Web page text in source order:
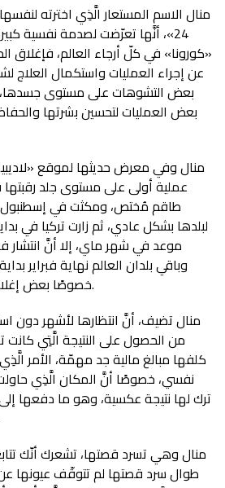
منال الاسم المستعار الَّذِي اخترته
24»، أنَّها تعرّضت لصدمة نفسية
«كورونا» في كلّ أرجاء العالم، فإغلاق
عن إجراء العمليات واستكمال
بعض التشوهات على مستوى
بعض العمليات لتحسين بشرتها
موعد في شهر ماي، إلا أنَّ انتشار
وباقي بلدان العالم نهاية فبراير
خصوصًا بعض إغلاق الحدود الجويّة والبريّة.
منال تضيف، أنَّ انتظارها لأشهر دون
من الحصول على النتيجة الَّتِي كانت
كلفها مبالغ مالية جد مهمّة، الأمر
نفسي، خصوصًا أنَّ المكان الَّذِي
ترك لها نتيجة عكسية، وهو ما دفعها
منال وهي تسرد قصتها، تشعرك أنّك
طوال سرد قصتها لم تتوقّف عيونها عن